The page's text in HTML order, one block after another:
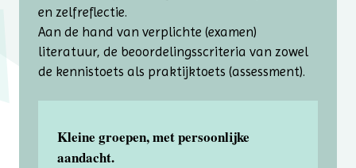
en zelfreflectie.
Aan de hand van verplichte (examen)
literatuur, de beoordelingsscriteria van zowel
de kennistoets als praktijktoets (assessment).
Kleine groepen, met persoonlijke
aandacht.